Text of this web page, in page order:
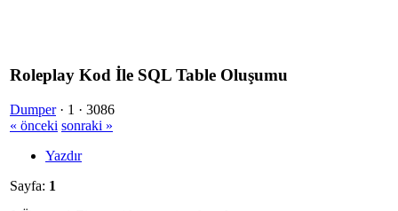
Roleplay Kod İle SQL Table Oluşumu
Dumper· 1 · 3086
« önceki sonraki »
Yazdır
Sayfa: 1